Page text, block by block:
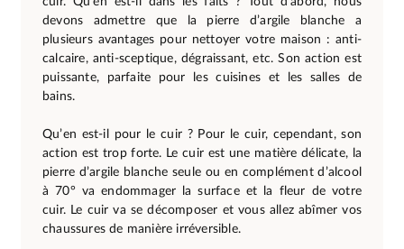
devons admettre que la pierre d’argile blanche a
plusieurs avantages pour nettoyer votre maison : anti-
calcaire, anti-sceptique, dégraissant, etc. Son action est
puissante, parfaite pour les cuisines et les salles de
bains.
Qu’en est-il pour le cuir ? Pour le cuir, cependant, son
action est trop forte. Le cuir est une matière délicate, la
pierre d’argile blanche seule ou en complément d’alcool
à 70° va endommager la surface et la fleur de votre
cuir. Le cuir va se décomposer et vous allez abîmer vos
chaussures de manière irréversible.